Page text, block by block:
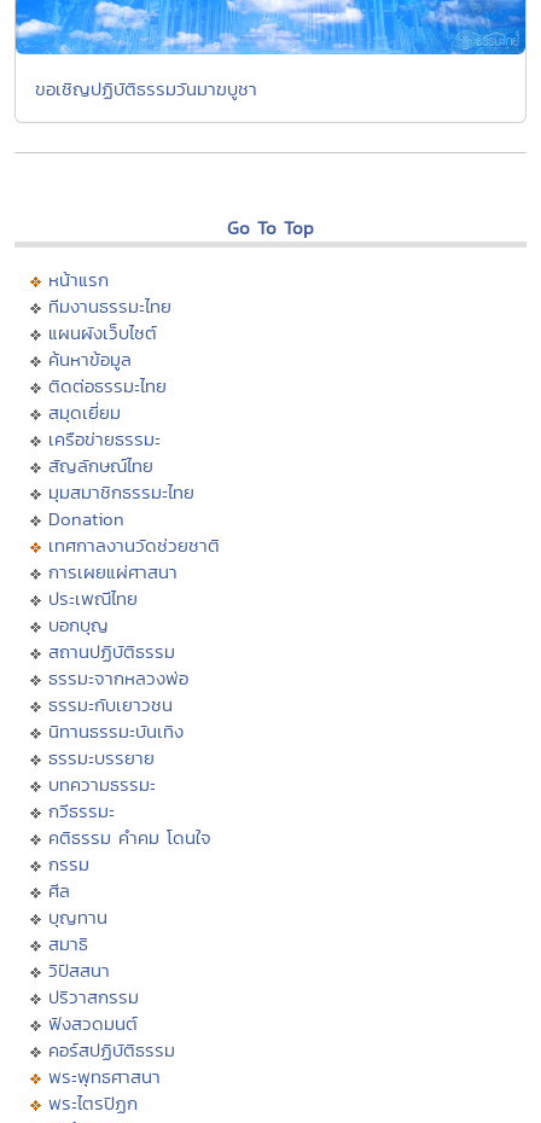
ขอเชิญปฏิบัติธรรมวันมาฆบูชา
Go To Top
หน้าแรก
ทีมงานธรรมะไทย
แผนผังเว็บไซต์
ค้นหาข้อมูล
ติดต่อธรรมะไทย
สมุดเยี่ยม
เครือข่ายธรรมะ
สัญลักษณ์ไทย
มุมสมาชิกธรรมะไทย
Donation
เทศกาลงานวัดช่วยชาติ
การเผยแผ่ศาสนา
ประเพณีไทย
บอกบุญ
สถานปฏิบัติธรรม
ธรรมะจากหลวงพ่อ
ธรรมะกับเยาวชน
นิทานธรรมะบันเทิง
ธรรมะบรรยาย
บทความธรรมะ
กวีธรรมะ
คติธรรม คำคม โดนใจ
กรรม
ศีล
บุญทาน
สมาธิ
วิปัสสนา
ปริวาสกรรม
ฟังสวดมนต์
คอร์สปฏิบัติธรรม
พระพุทธศาสนา
พระไตรปิฏก